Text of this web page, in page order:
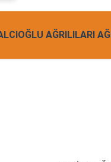
AĞRILILARI